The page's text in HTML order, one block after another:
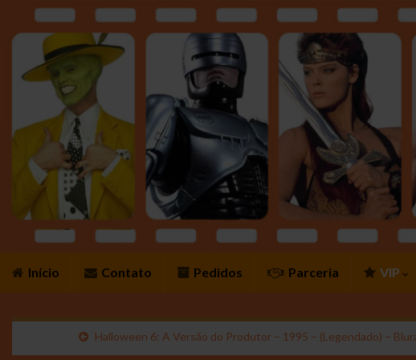
Início Contato Pedidos Parceria VIP
Halloween 6: A Versão do Produtor – 1995 – (Legendado) –